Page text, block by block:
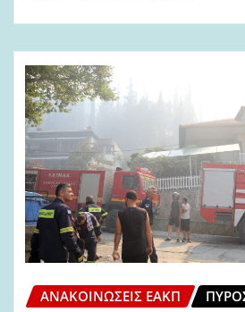
ΑΝΑΚΟΙΝΏΣΕΙΣ ΕΑΚΠ